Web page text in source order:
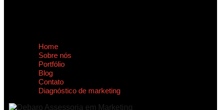
Home
Sobre nós
Portfólio
Blog
Contato
Diagnóstico de marketing